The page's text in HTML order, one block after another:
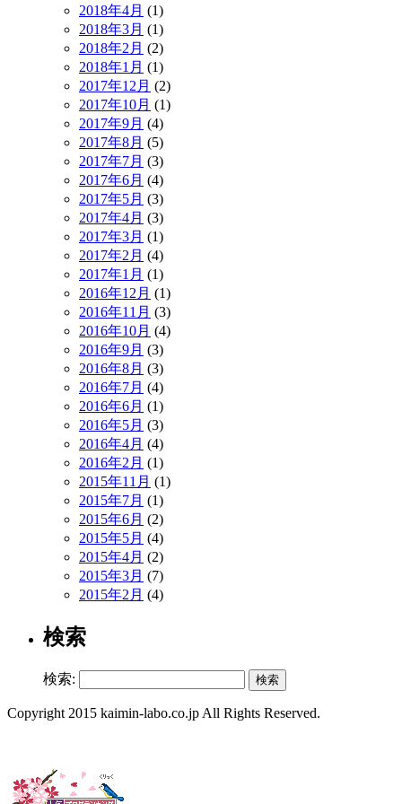
2018年4月 (1)
2018年3月 (1)
2018年2月 (2)
2018年1月 (1)
2017年12月 (2)
2017年10月 (1)
2017年9月 (4)
2017年8月 (5)
2017年7月 (3)
2017年6月 (4)
2017年5月 (3)
2017年4月 (3)
2017年3月 (1)
2017年2月 (4)
2017年1月 (1)
2016年12月 (1)
2016年11月 (3)
2016年10月 (4)
2016年9月 (3)
2016年8月 (3)
2016年7月 (4)
2016年6月 (1)
2016年5月 (3)
2016年4月 (4)
2016年2月 (1)
2015年11月 (1)
2015年7月 (1)
2015年6月 (2)
2015年5月 (4)
2015年4月 (2)
2015年3月 (7)
2015年2月 (4)
検索
検索:
Copyright 2015 kaimin-labo.co.jp All Rights Reserved.